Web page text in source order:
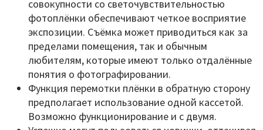
совокупности со светочувствительностью
фотоплёнки обеспечивают четкое восприятие
экспозиции. Съёмка может приводиться как за
пределами помещения, так и обычным
любителям, которые имеют только отдалённые
понятия о фотографировании.
Функция перемотки плёнки в обратную сторону
предполагает использование одной кассетой.
Возможно функционирование и с двумя.